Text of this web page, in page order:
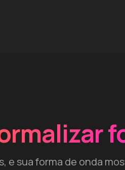
sua forma de onda